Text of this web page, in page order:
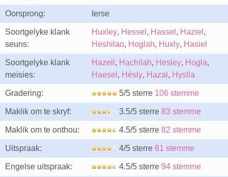
Oorsprong: Ierse
Soortgelyke klank
seuns:
Huxley, Hessel , Hassel , Haziel ,
Heshilao, Hoglah, Huxly, Hasiel
Soortgelyke klank
meisies:
Hazell , Hachilah, Hesley, Hogla,
Haesel , Hésly, Hazal , Hyslla
Gradering: 5/5 sterre 106 stemme
Maklik om te skryf: 3.5/5 sterre 83 stemme
Maklik om te onthou: 4.5/5 sterre 82 stemme
Uitspraak: 4/5 sterre 81 stemme
Engelse uitspraak: 4.5/5 sterre 94 stemme